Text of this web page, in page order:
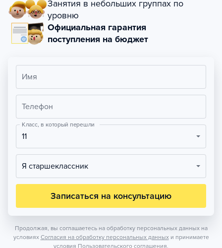
Занятия в небольших группах по
уровню
Официальная гарантия
поступления на бюджет
Имя
Телефон
Класс, в который перешли
11
Я старшеклассник
Записаться на консультацию
Продолжая, вы соглашаетесь на обработку персональных данных на
условиях Согласия на обработку персональных данных и принимаете
условия Пользовательского соглашения.